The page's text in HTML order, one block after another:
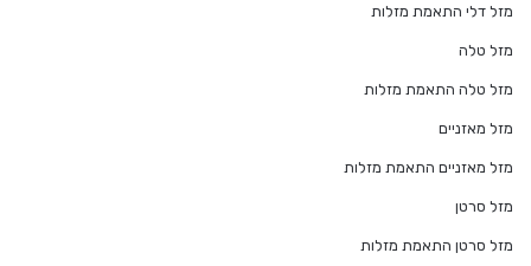
מזל דלי התאמת מזלות
מזל טלה
מזל טלה התאמת מזלות
מזל מאזניים
מזל מאזניים התאמת מזלות
מזל סרטן
מזל סרטן התאמת מזלות